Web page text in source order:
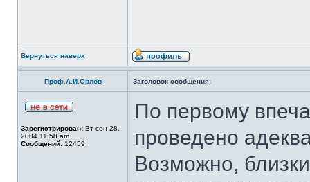
Вернуться наверх
Проф.А.И.Орлов Заголовок сообщения:
Зарегистрирован: Вт сен 28,
2004 11:58 am
Сообщений: 12459
По первому
проведено
Возможно,